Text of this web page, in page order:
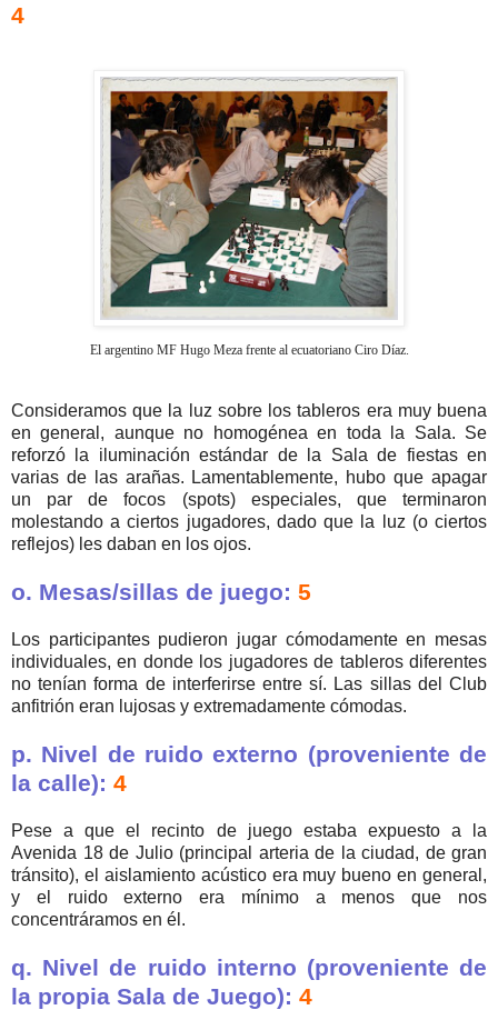
4
El argentino MF Hugo Meza frente al ecuatoriano Ciro Díaz.
Consideramos que la luz sobre los tableros era muy buena
en general, aunque no homogénea en toda la Sala. Se
reforzó la iluminación estándar de la Sala de fiestas en
varias de las arañas. Lamentablemente, hubo que apagar
un par de focos (spots) especiales, que terminaron
molestando a ciertos jugadores, dado que la luz (o ciertos
reflejos) les daban en los ojos.
o. Mesas/sillas de juego: 5
Los participantes pudieron jugar cómodamente en mesas
individuales, en donde los jugadores de tableros diferentes
no tenían forma de interferirse entre sí. Las sillas del Club
anfitrión eran lujosas y extremadamente cómodas.
p. Nivel de ruido externo (proveniente de
la calle): 4
Pese a que el recinto de juego estaba expuesto a la
Avenida 18 de Julio (principal arteria de la ciudad, de gran
tránsito), el aislamiento acústico era muy bueno en general,
y el ruido externo era mínimo a menos que nos
concentráramos en él.
q. Nivel de ruido interno (proveniente de
la propia Sala de Juego): 4